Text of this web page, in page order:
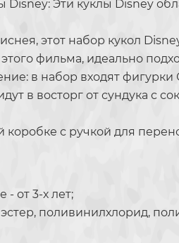
Эти куклы Disney
этот набор кукол
фильма, идеально
в набор входят
в восторг от сундука с
коробке с ручкой для
- от 3-х лет;
поливинилхлорид,